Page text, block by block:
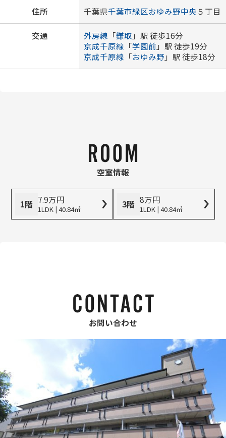
住所 千葉県千葉市緑区おゆみ野中央５丁目
交通 外房線 「鎌取 」駅 徒歩16分
京成千原線 「学園前 」駅 徒歩19分
京成千原線 「おゆみ野 」駅 徒歩18分
空室情報
1階 7.9万円
1LDK | 40.84㎡ 3階 8万円
1LDK | 40.84㎡
お問い合わせ